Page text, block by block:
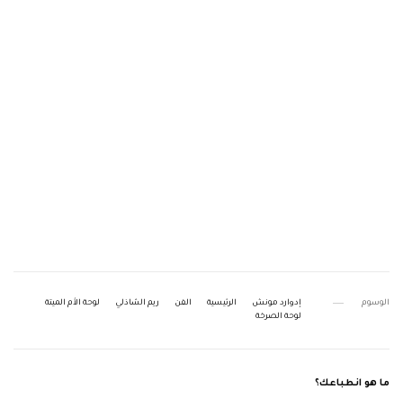
الوسوم إدوارد مونش الرئيسية الفن ريم الشاذلي
لوحة الأم الميتة
لوحة الصرخة
ما هو انطباعك؟